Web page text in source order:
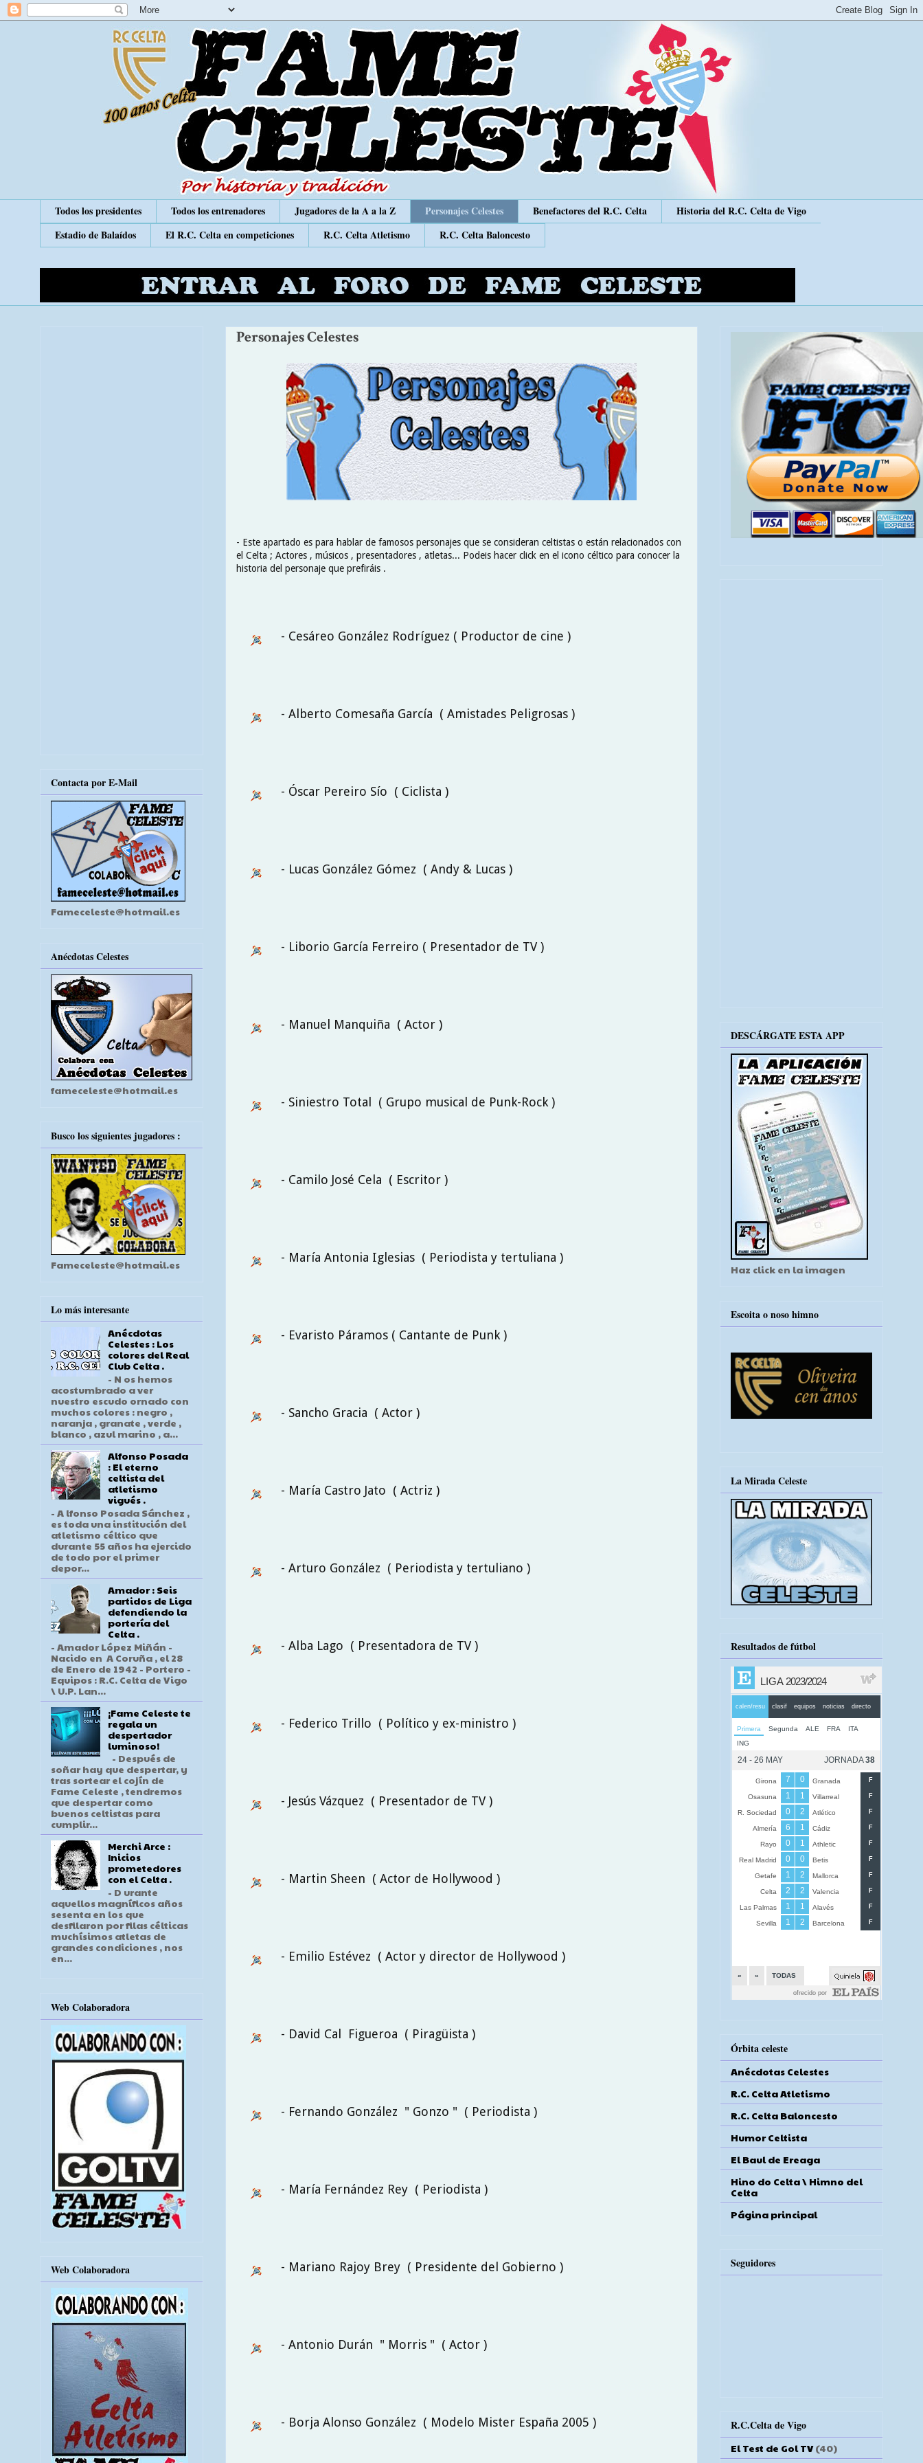
Todos los presidentes Todos los entrenadores Jugadores de la A a la Z Personajes Celestes Benefactores del R.C. Celta
Historia del R.C. Celta de Vigo
Estadio de Balaídos
El R.C. Celta en competiciones R.C. Celta Atletismo R.C. Celta Baloncesto
Personajes Celestes
- Este apartado es para hablar de famosos personajes que se consideran celtistas o están relacionados con
el Celta ; Actores , músicos , presentadores , atletas... Podeis hacer click en el icono céltico para conocer la
historia del personaje que prefiráis .
- Cesáreo González Rodríguez ( Productor de cine )
- Alberto Comesaña García ( Amistades Peligrosas )
- Óscar Pereiro Sío ( Ciclista )
- Lucas González Gómez ( Andy & Lucas )
- Liborio García Ferreiro ( Presentador de TV )
- Manuel Manquiña ( Actor )
- Siniestro Total ( Grupo musical de Punk-Rock )
- Camilo José Cela ( Escritor )
- María Antonia Iglesias ( Periodista y tertuliana )
- Evaristo Páramos ( Cantante de Punk )
- Sancho Gracia ( Actor )
- María Castro Jato ( Actriz )
- Arturo González ( Periodista y tertuliano )
- Alba Lago ( Presentadora de TV )
- Federico Trillo ( Político y ex-ministro )
- Jesús Vázquez ( Presentador de TV )
- Martin Sheen ( Actor de Hollywood )
- Emilio Estévez ( Actor y director de Hollywood )
- David Cal Figueroa ( Piragüista )
- Fernando González " Gonzo " ( Periodista )
- María Fernández Rey ( Periodista )
- Mariano Rajoy Brey ( Presidente del Gobierno )
- Antonio Durán " Morris " ( Actor )
- Borja Alonso González ( Modelo Mister España 2005 )
Contacta por E-Mail
Fameceleste@hotmail.es
Anécdotas Celestes
fameceleste@hotmail.es
Busco los siguientes jugadores :
Fameceleste@hotmail.es
Lo más interesante
Anécdotas
Celestes : Los
colores del Real
Club Celta .
- N os hemos
acostumbrado a ver
nuestro escudo ornado con
muchos colores : negro ,
naranja , granate , verde ,
blanco , azul marino , a...
Alfonso Posada
: El eterno
celtista del
atletismo
vigués .
- A lfonso Posada Sánchez ,
es toda una institución del
atletismo céltico que
durante 55 años ha ejercido
de todo por el primer
depor...
Amador : Seis
partidos de Liga
defendiendo la
portería del
Celta .
- Amador López Miñán -
Nacido en A Coruña , el 28
de Enero de 1942 - Portero -
Equipos : R.C. Celta de Vigo
\ U.P. Lan...
¡Fame Celeste te
regala un
despertador
luminoso!
- Después de
soñar hay que despertar, y
tras sortear el cojín de
Fame Celeste , tendremos
que despertar como
buenos celtistas para
cumplir...
Merchi Arce :
Inicios
prometedores
con el Celta .
- D urante
aquellos magníficos años
sesenta en los que
desfilaron por filas célticas
muchísimos atletas de
grandes condiciones , nos
en...
Web Colaboradora
Web Colaboradora
DESCÁRGATE ESTA APP
Haz click en la imagen
Escoita o noso himno
La Mirada Celeste
Resultados de fútbol
Órbita celeste
Anécdotas Celestes
R.C. Celta Atletismo
R.C. Celta Baloncesto
Humor Celtista
El Baul de Ereaga
Hino do Celta \ Himno del
Celta
Página principal
Seguidores
R.C.Celta de Vigo
El Test de Gol TV (40)